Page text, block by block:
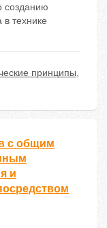
созданию
технике
принципы,
с общим
и